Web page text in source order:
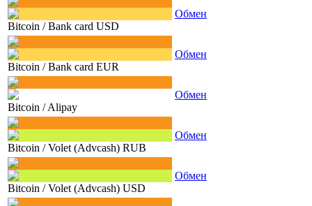
Bitcoin /Bank card USD
Обмен
Bitcoin /Bank card EUR
Обмен
Bitcoin /Alipay
Обмен
Bitcoin /Volet (Advcash) RUB
Обмен
Bitcoin /Volet (Advcash) USD
Обмен